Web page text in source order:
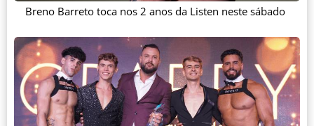
Breno Barreto toca nos 2 anos da Listen neste sábado